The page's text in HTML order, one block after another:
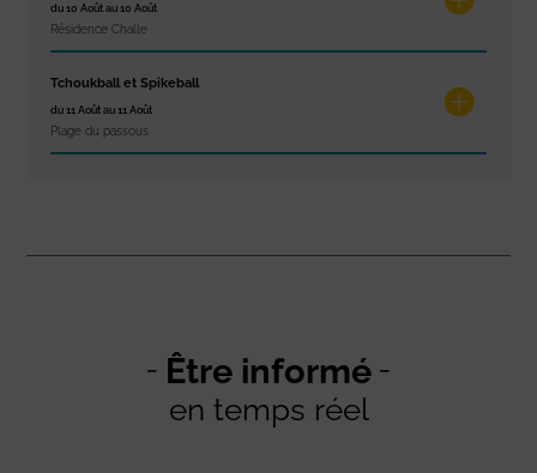
du 10 Août au 10 Août
Résidence Challe
Tchoukball et Spikeball
du 11 Août au 11 Août
Plage du passous
Être informé
en temps réel